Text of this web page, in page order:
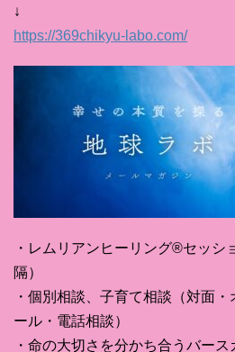
↓
https://369chikyu-labo.com/
・レムリアンヒーリング®セッシ
隔）
・個別相談、子育て相談（対面
ール・電話相談）
・命の大切さを分かち合うバース